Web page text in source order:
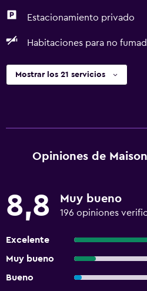
Estacionamiento privado
Habitaciones para no
Mostrar los 21 servicios
Opiniones de
8,8 Muy bueno
196 opiniones
Excelente
Muy bueno
Bueno